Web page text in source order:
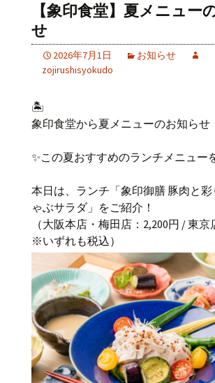
【象印食堂】夏メニュー
せ
2026年7月1日
お知らせ
zojirushisyokudo
🏝️
象印食堂から夏メニューのお知らせ
✨この夏おすすめのランチメニュー
本日は、ランチ「象印御膳 豚肉と
ゃぶサラダ」をご紹介！
（大阪本店・梅田店：2,200円 / 東京
※いずれも税込）